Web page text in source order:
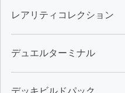
レアリティコレクション
デュエルターミナル
デッキビルドパック